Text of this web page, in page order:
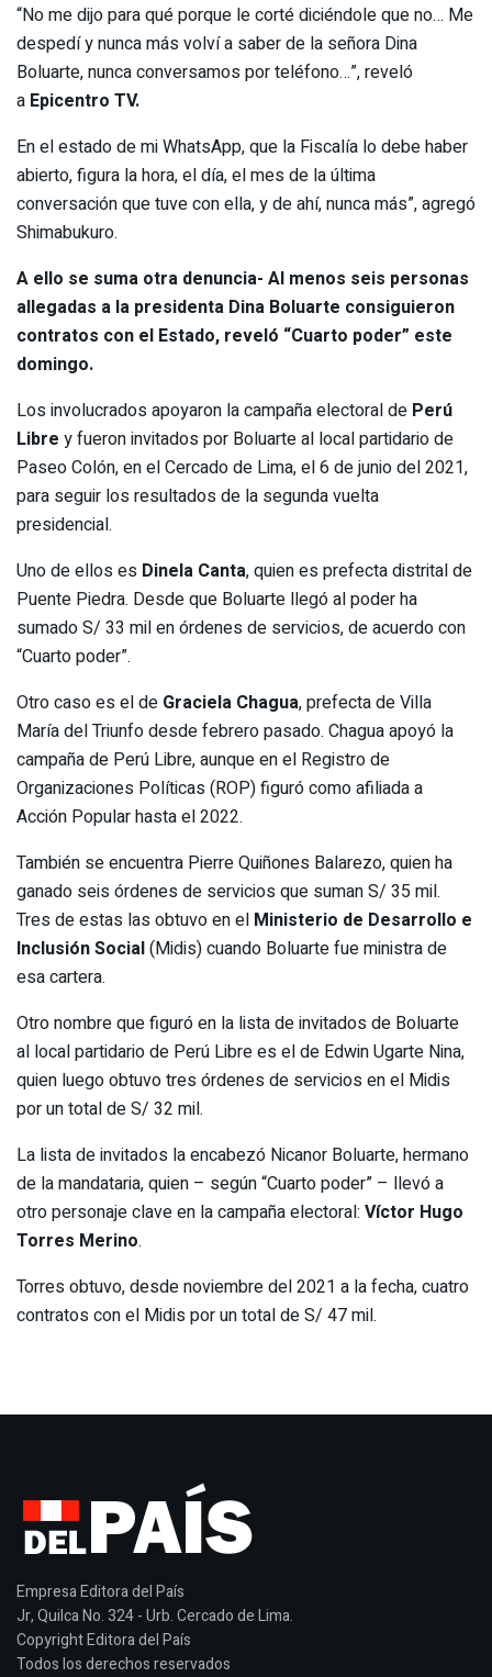
“No me dijo para qué porque le corté diciéndole que no… Me
despedí y nunca más volví a saber de la señora Dina
Boluarte, nunca conversamos por teléfono…”, reveló
a Epicentro TV.
En el estado de mi WhatsApp, que la Fiscalía lo debe haber
abierto, figura la hora, el día, el mes de la última
conversación que tuve con ella, y de ahí, nunca más”, agregó
Shimabukuro.
A ello se suma otra denuncia- Al menos seis personas
allegadas a la presidenta Dina Boluarte consiguieron
contratos con el Estado, reveló “Cuarto poder” este
domingo.
Los involucrados apoyaron la campaña electoral de Perú
Libre y fueron invitados por Boluarte al local partidario de
Paseo Colón, en el Cercado de Lima, el 6 de junio del 2021,
para seguir los resultados de la segunda vuelta
presidencial.
Uno de ellos es Dinela Canta, quien es prefecta distrital de
Puente Piedra. Desde que Boluarte llegó al poder ha
sumado S/ 33 mil en órdenes de servicios, de acuerdo con
“Cuarto poder”.
Otro caso es el de Graciela Chagua, prefecta de Villa
María del Triunfo desde febrero pasado. Chagua apoyó la
campaña de Perú Libre, aunque en el Registro de
Organizaciones Políticas (ROP) figuró como afiliada a
Acción Popular hasta el 2022.
También se encuentra Pierre Quiñones Balarezo, quien ha
ganado seis órdenes de servicios que suman S/ 35 mil.
Tres de estas las obtuvo en el Ministerio de Desarrollo e
Inclusión Social(Midis) cuando Boluarte fue ministra de
esa cartera.
Otro nombre que figuró en la lista de invitados de Boluarte
al local partidario de Perú Libre es el de Edwin Ugarte Nina,
quien luego obtuvo tres órdenes de servicios en el Midis
por un total de S/ 32 mil.
La lista de invitados la encabezó Nicanor Boluarte, hermano
de la mandataria, quien – según “Cuarto poder” – llevó a
otro personaje clave en la campaña electoral: Víctor Hugo
Torres Merino.
Torres obtuvo, desde noviembre del 2021 a la fecha, cuatro
contratos con el Midis por un total de S/ 47 mil.
Empresa Editora del País
Jr, Quilca No. 324 - Urb. Cercado de Lima.
Copyright Editora del País
Todos los derechos reservados